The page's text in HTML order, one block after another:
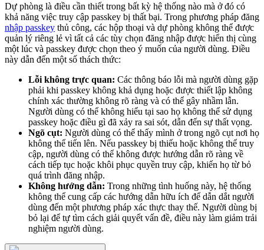
Dự phòng là điều cần thiết trong bất kỳ hệ thống nào mà ở đó có
khả năng việc truy cập passkey bị thất bại. Trong phương pháp đăng
nhập passkey thủ công, các hộp thoại và dự phòng không thể được
quản lý riêng lẻ vì tất cả các tùy chọn đăng nhập được hiển thị cùng
một lúc và passkey được chọn theo ý muốn của người dùng. Điều
này dẫn đến một số thách thức:
Lỗi không trực quan: Các thông báo lỗi mà người dùng gặp
phải khi passkey không khả dụng hoặc được thiết lập không
chính xác thường không rõ ràng và có thể gây nhầm lẫn.
Người dùng có thể không hiểu tại sao họ không thể sử dụng
passkey hoặc điều gì đã xảy ra sai sót, dẫn đến sự thất vọng.
Ngõ cụt: Người dùng có thể thấy mình ở trong ngõ cụt nơi họ
không thể tiến lên. Nếu passkey bị thiếu hoặc không thể truy
cập, người dùng có thể không được hướng dẫn rõ ràng về
cách tiếp tục hoặc khôi phục quyền truy cập, khiến họ từ bỏ
quá trình đăng nhập.
Không hướng dẫn: Trong những tình huống này, hệ thống
không thể cung cấp các hướng dẫn hữu ích để dẫn dắt người
dùng đến một phương pháp xác thực thay thế. Người dùng bị
bỏ lại để tự tìm cách giải quyết vấn đề, điều này làm giảm trải
nghiệm người dùng.